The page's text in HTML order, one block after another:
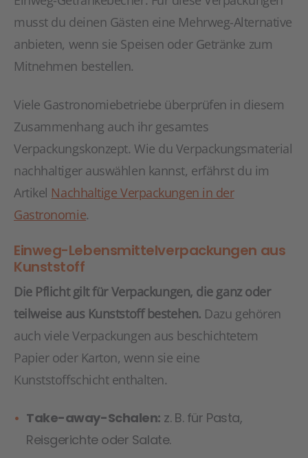
musst du deinen Gästen eine Mehrweg-Alternative
anbieten, wenn sie Speisen oder Getränke zum
Mitnehmen bestellen.
Viele Gastronomiebetriebe überprüfen in diesem
Zusammenhang auch ihr gesamtes
Verpackungskonzept. Wie du Verpackungsmaterial
nachhaltiger auswählen kannst, erfährst du im
Artikel Nachhaltige Verpackungen in der
Gastronomie.
Einweg-Lebensmittelverpackungen aus
Kunststoff
Die Pflicht gilt für Verpackungen, die ganz oder
teilweise aus Kunststoff bestehen. Dazu gehören
auch viele Verpackungen aus beschichtetem
Papier oder Karton, wenn sie eine
Kunststoffschicht enthalten.
Take-away-Schalen: z. B. für Pasta,
Reisgerichte oder Salate.